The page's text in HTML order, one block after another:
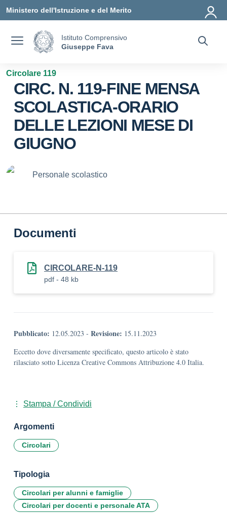
Ministero dell'Istruzione e del Merito
Istituto Comprensivo
Giuseppe Fava
Circolare 119
CIRC. N. 119-FINE MENSA
SCOLASTICA-ORARIO
DELLE LEZIONI MESE DI
GIUGNO
Personale scolastico
Documenti
CIRCOLARE-N-119
pdf - 48 kb
Pubblicato: 12.05.2023 - Revisione: 15.11.2023
Eccetto dove diversamente specificato, questo articolo è stato
rilasciato sotto Licenza Creative Commons Attribuzione 4.0 Italia.
Stampa / Condividi
Argomenti
Circolari
Tipologia
Circolari per alunni e famiglie
Circolari per docenti e personale ATA